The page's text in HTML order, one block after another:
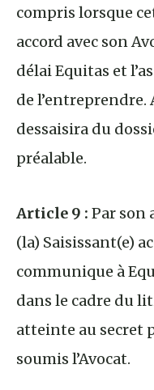
compris lorsque
accord avec son
délai Equitas et
de l’entreprendre.
dessaisira du
préalable.
Article 9 : Par son
(la) Saisissant(e)
communique à
dans le cadre du
atteinte au secret
soumis l’Avocat.